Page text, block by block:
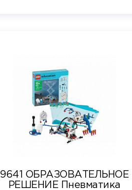
9641 ОБРАЗОВАТЕЛЬНОЕ
РЕШЕНИЕ Пневматика